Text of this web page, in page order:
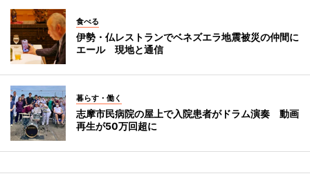
食べる
伊勢・仏レストランでベネズエラ地震被災の仲間に
エール 現地と通信
暮らす・働く
志摩市民病院の屋上で入院患者がドラム演奏 動画
再生が50万回超に